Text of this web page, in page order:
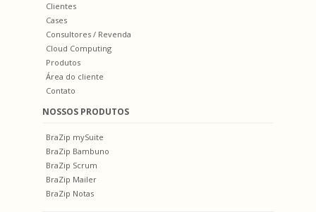
Clientes
Cases
Consultores / Revenda
Cloud Computing
Produtos
Área do cliente
Contato
NOSSOS PRODUTOS
BraZip mySuite
BraZip Bambuno
BraZip Scrum
BraZip Mailer
BraZip Notas